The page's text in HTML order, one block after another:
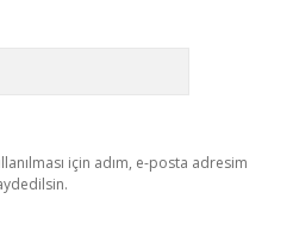
için adım, e-posta adresim